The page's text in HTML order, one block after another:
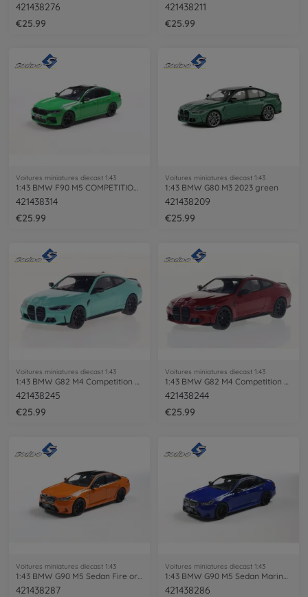
421438276
€25.99
421438211
€25.99
Voitures miniatures diecast 1:43
421438314
€25.99
Voitures miniatures diecast 1:43
1:43 BMW G80 M3 2023 green
421438209
€25.99
Voitures miniatures diecast 1:43
1:43 BMW G82 M4 Competition 2023 green
421438245
€25.99
Voitures miniatures diecast 1:43
1:43 BMW G82 M4 Competition 2023 red
421438244
€25.99
Voitures miniatures diecast 1:43
421438287
Voitures miniatures diecast 1:43
421438286